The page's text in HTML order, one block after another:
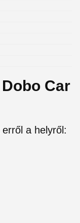
Car
a helyről: